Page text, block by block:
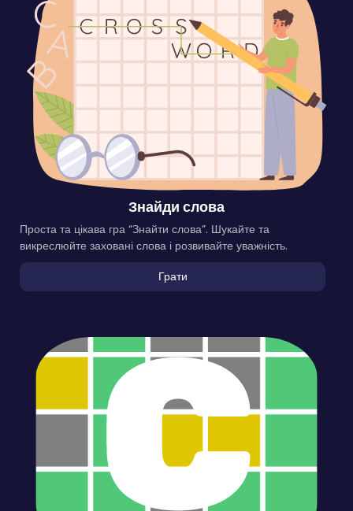
Знайди слова
Проста та цікава гра “Знайти слова”. Шукайте та
викреслюйте заховані слова і розвивайте уважність.
Грати